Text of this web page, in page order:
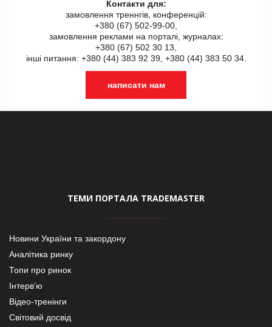
Контакти для:
замовлення треннгів, конференцій:
+380 (67) 502-99-00,
замовлення реклами на порталі, журналах:
+380 (67) 502 30 13,
інші питання: +380 (44) 383 92 39, +380 (44) 383 50 34.
написати нам
ТЕМИ ПОРТАЛА TRADEMASTER
Новини України та закордону
Аналітика ринку
Топи про ринок
Інтерв’ю
Відео-тренінги
Світовий досвід